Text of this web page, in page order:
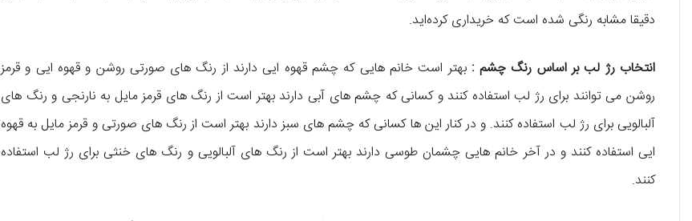
دقیقا مشابه رنگی شده است که خریداری کرده‌اید.
انتخاب رژ لب بر اساس رنگ چشم :بهتر است خانم ‌هایی که چشم قهوه‌ ایی دارند از رنگ ‌های صورتی روشن و قهوه‌ ایی و قرمز
روشن می ‌توانند برای رژ لب استفاده کنند و کسانی که چشم های آبی دارند بهتر است از رنگ ‌های قرمز مایل به نارنجی و رنگ ‌های
آلبالویی برای رژ لب استفاده کنند. و در کنار این ها کسانی که چشم های سبز دارند بهتر است از رنگ ‌های صورتی و قرمز مایل به قهوه
‌ایی استفاده کنند و در آخر خانم‌ هایی چشمان طوسی دارند بهتر است از رنگ‌ های آلبالویی و رنگ ‌های خنثی برای رژ لب استفاده
کنند.